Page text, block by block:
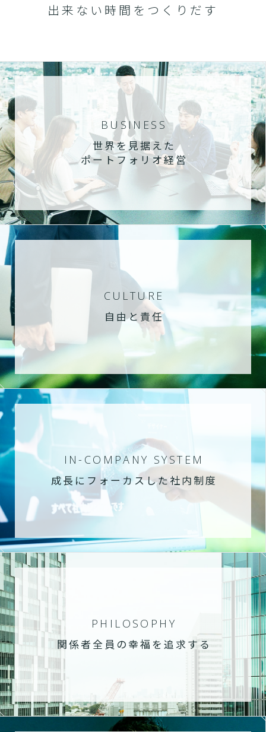
出来ない時間をつくりだす
BUSINESS
世界を見据えた
ポートフォリオ経営
CULTURE
自由と責任
IN-COMPANY SYSTEM
成長にフォーカスした社内制度
PHILOSOPHY
関係者全員の幸福を追求する